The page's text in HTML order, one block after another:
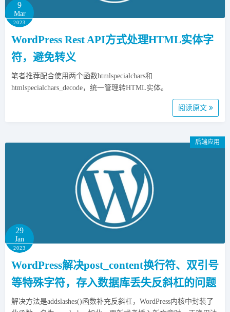
9
Mar
2023
WordPress Rest API方式处理HTML实体字
符，避免转义
笔者推荐配合使用两个函数htmlspecialchars和
htmlspecialchars_decode，统一管理转HTML实体。
阅读原文
后端应用
29
Jan
2023
WordPress解决post_content换行符、双引号
等特殊字符，存入数据库丢失反斜杠的问题
解决方法是addslashes()函数补充反斜杠，WordPress内核中封装了